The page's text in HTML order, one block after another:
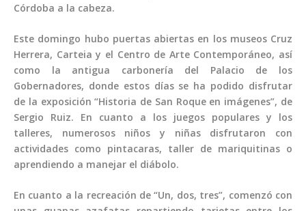
Córdoba a la cabeza.
Este domingo hubo puertas abiertas en los museos Cruz
Herrera, Carteia y el Centro de Arte Contemporáneo, así
como la antigua carbonería del Palacio de los
Gobernadores, donde estos días se ha podido disfrutar
de la exposición “Historia de San Roque en imágenes”, de
Sergio Ruiz. En cuanto a los juegos populares y los
talleres, numerosos niños y niñas disfrutaron con
actividades como pintacaras, taller de mariquitinas o
aprendiendo a manejar el diábolo.
En cuanto a la recreación de “Un, dos, tres”, comenzó con